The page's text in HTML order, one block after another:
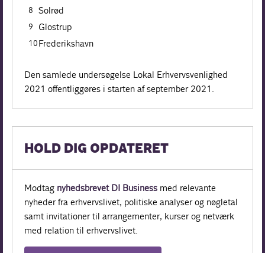
Solrød
Glostrup
Frederikshavn
Den samlede undersøgelse Lokal Erhvervsvenlighed
2021 offentliggøres i starten af september 2021.
HOLD DIG OPDATERET
Modtag nyhedsbrevet DI Business med relevante
nyheder fra erhvervslivet, politiske analyser og nøgletal
samt invitationer til arrangementer, kurser og netværk
med relation til erhvervslivet.